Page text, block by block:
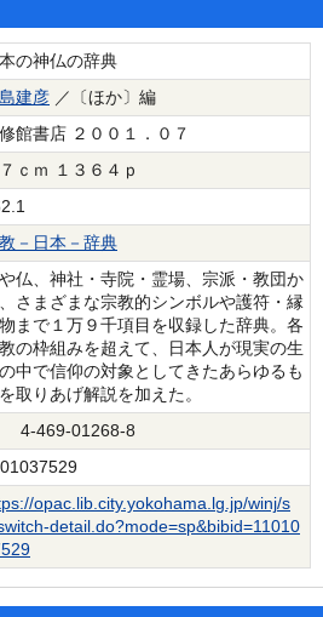
の神仏の辞典
建彦 ／〔ほか〕編
館書店 ２００１．０７
ｃｍ １３６４ｐ
－日本－辞典
仏、神社・寺院・霊場、宗派・教団か
さまざまな宗教的シンボルや護符・縁
まで１万９千項目を収録した辞典。各
の枠組みを超えて、日本人が現実の生
中で信仰の対象としてきたあらゆるも
取りあげ解説を加えた。
469-01268-8
opac.lib.city.yokohama.lg.jp/winj/s
detail.do?mode=sp&bibid=11010